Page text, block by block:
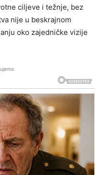
ciljeve i težnje, bez
nije u beskrajnom
oko zajedničke vizije